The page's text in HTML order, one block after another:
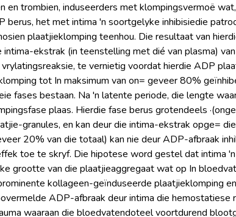
en trombien, induseerders met klompingsvermoë
berus, het met intima 'n soortgelyke inhibisiedie
plaatjieklomping teenhou. Die resultaat van
ekstrak (in teenstelling met dié van plasma)
te vernietig voordat hierdie ADP
tot In maksimum van on= geveer 80%
fases bestaan. Na 'n latente periode, die lengte
plaas. Hierdie fase berus grotendeels
granules, en kan deur die intima-ekstrak opge=
20% van die totaal) kan nie deur ADP-afbraak
toe te skryf. Die hipotese word gestel dat intima
grootte van die plaatjieaggregaat wat op In
kollageen-geïnduseerde plaatjieklomping
ADP-afbraak deur intima die hemostatiese
waaraan die bloedvatendoteel voortdurend